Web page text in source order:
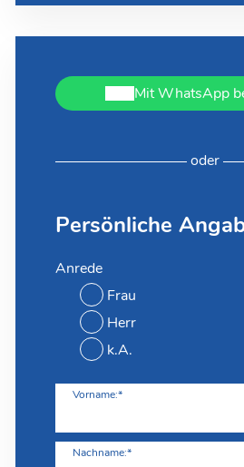
Mit WhatsApp
oder
Persönliche
Anrede
Frau
Herr
k.A.
Vorname:*
Nachname:*